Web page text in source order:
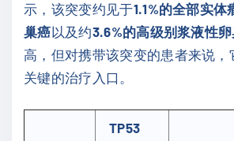
示，该突变约见于1.1%的全部实体
巢癌以及约3.6%的高级别浆液性
高，但对携带该突变的患者来说，
关键的治疗入口。
TP53